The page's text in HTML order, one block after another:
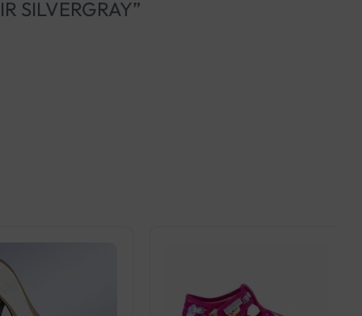
SILVERGRAY”